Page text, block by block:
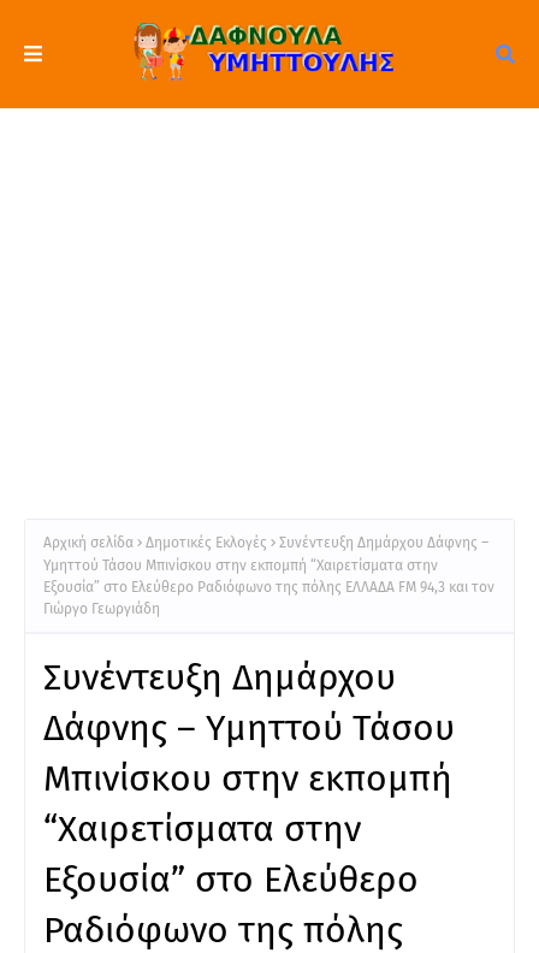
Αρχική σελίδα Δημοτικές Εκλογές
Συνέντευξη Δημάρχου Δάφνης –
Υμηττού Τάσου Μπινίσκου στην εκπομπή “Χαιρετίσματα στην
Εξουσία” στο Ελεύθερο Ραδιόφωνο της πόλης ΕΛΛΑΔΑ FM 94,3 και τον
Γιώργο Γεωργιάδη
Συνέντευξη Δημάρχου
Δάφνης – Υμηττού Τάσου
Μπινίσκου στην εκπομπή
“Χαιρετίσματα στην
Εξουσία” στο Ελεύθερο
Ραδιόφωνο της πόλης